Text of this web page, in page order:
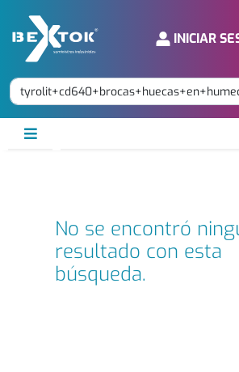
INICIAR
No se encontró
resultado con esta
búsqueda.